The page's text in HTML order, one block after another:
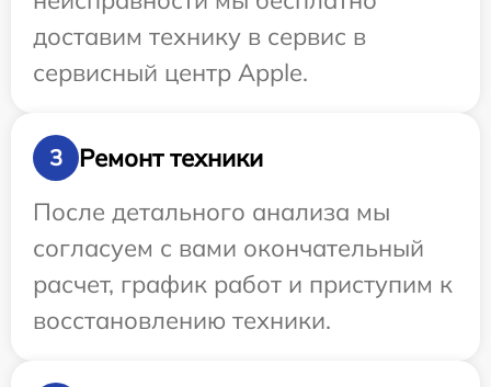
доставим технику в сервис в
сервисный центр Apple.
3
Ремонт техники
После детального анализа мы
согласуем с вами окончательный
расчет, график работ и приступим к
восстановлению техники.